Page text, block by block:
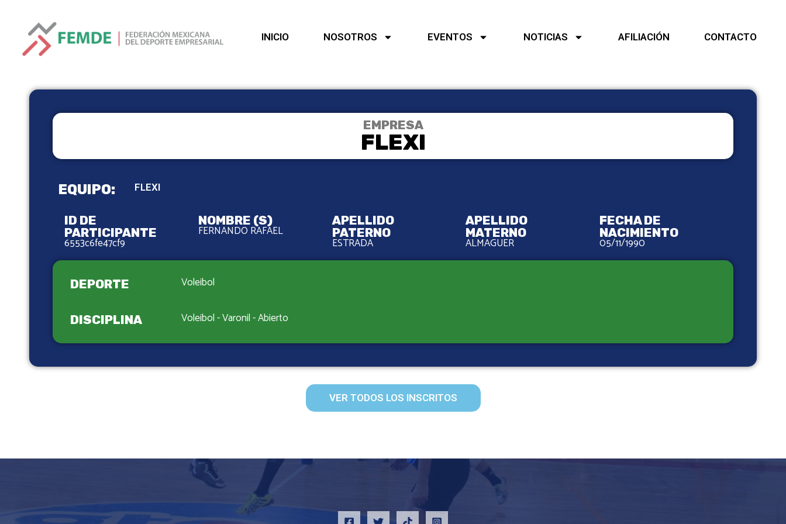
INICIO NOSOTROS EVENTOS NOTICIAS AFILIACIÓN CONTACTO
EMPRESA
FLEXI
EQUIPO: FLEXI
ID DE
PARTICIPANTE
6553c6fe47cf9
NOMBRE (S)
FERNANDO RAFAEL
APELLIDO
PATERNO
ESTRADA
APELLIDO
MATERNO
ALMAGUER
FECHA DE
NACIMIENTO
05/11/1990
DEPORTE Voleibol
DISCIPLINA Voleibol - Varonil - Abierto
VER TODOS LOS INSCRITOS